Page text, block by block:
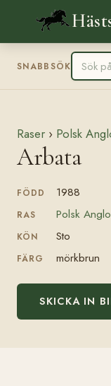
SNABBSÖK
Raser › Polsk
Arbata
FÖDD 1988
RAS Polsk
KÖN Sto
FÄRG mörkbrun
SKICKA IN